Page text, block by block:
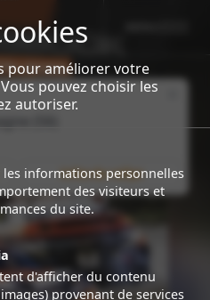
Infos du rallye
pour améliorer votre
pouvez choisir les
autoriser.
les informations personnelles
des visiteurs et
du site.
d'afficher du contenu
provenant de services